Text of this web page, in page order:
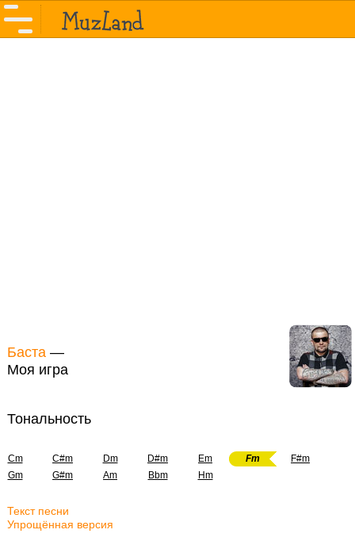
Баста —
Моя игра
Тональность
Cm C#m Dm D#m Em Fm
F#m
Gm
G#m Am Bbm Hm
Текст песни
Упрощённая версия